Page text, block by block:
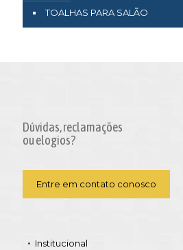
TOALHAS PARA SALÃO
Dúvidas, reclamações
ou elogios?
Entre em contato conosco
Institucional